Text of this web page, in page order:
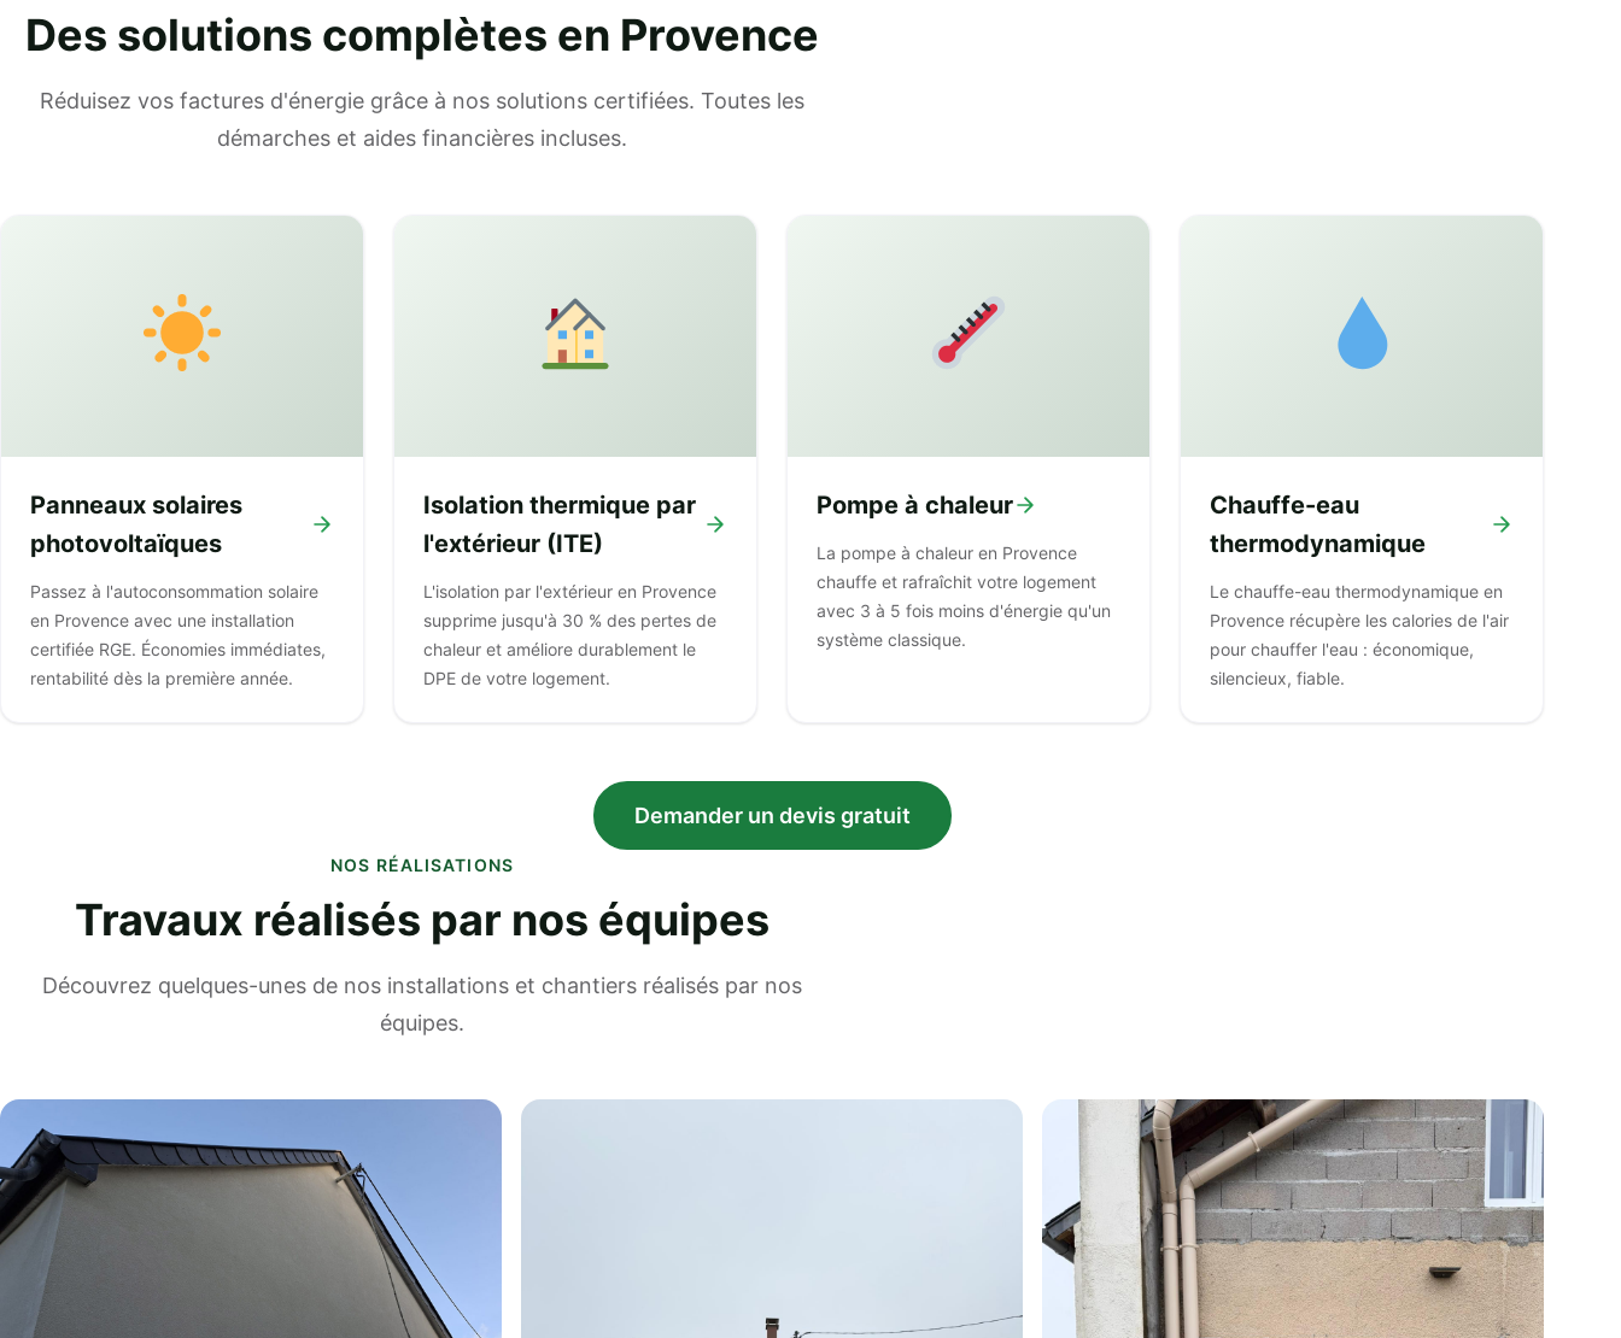
Des solutions complètes en Provence
Réduisez vos factures d'énergie grâce à nos solutions certifiées. Toutes les
démarches et aides financières incluses.
Panneaux solaires
photovoltaïques
Passez à l'autoconsommation solaire
en Provence avec une installation
certifiée RGE. Économies immédiates,
rentabilité dès la première année.
Isolation thermique par
l'extérieur (ITE)
L'isolation par l'extérieur en Provence
supprime jusqu'à 30 % des pertes de
chaleur et améliore durablement le
DPE de votre logement.
Pompe à chaleur
La pompe à chaleur en Provence
chauffe et rafraîchit votre logement
avec 3 à 5 fois moins d'énergie qu'un
système classique.
Chauffe-eau
thermodynamique
Le chauffe-eau thermodynamique en
Provence récupère les calories de l'air
pour chauffer l'eau : économique,
silencieux, fiable.
Demander un devis gratuit
NOS RÉALISATIONS
Travaux réalisés par nos équipes
Découvrez quelques-unes de nos installations et chantiers réalisés par nos
équipes.